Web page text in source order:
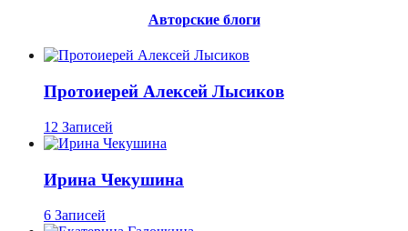
Авторские блоги
Протоиерей Алексей Лысиков
12 Записей
Ирина Чекушина
6 Записей